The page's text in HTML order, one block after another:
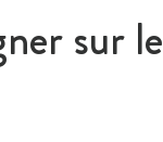
sur le